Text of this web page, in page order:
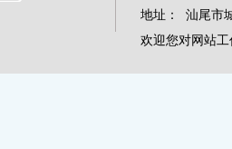
地址： 汕尾市
欢迎您对网站